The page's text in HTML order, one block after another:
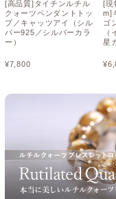
[高品質]タイチンルチル
クォーツペンダントトッ
プ／キャッツアイ（シル
バー925／シルバーカラ
ー）
¥7,800
[現
m]
ゴ
星
¥